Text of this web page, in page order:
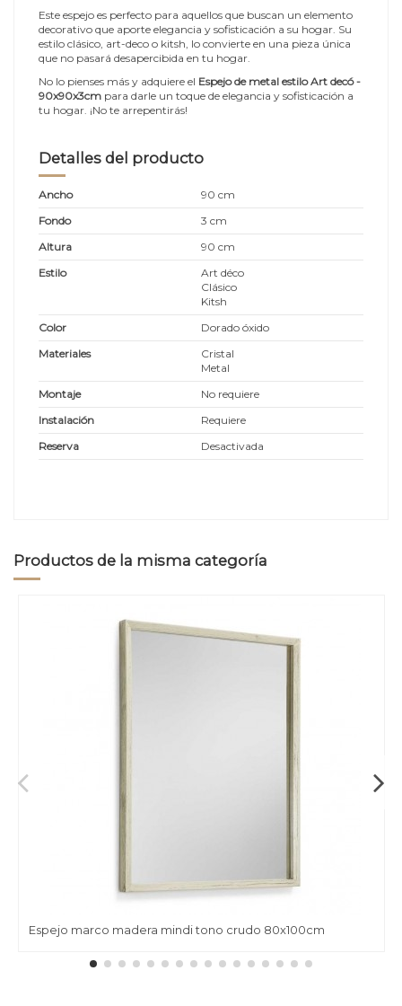
Este espejo es perfecto para aquellos que buscan un elemento
decorativo que aporte elegancia y sofisticación a su hogar. Su
estilo clásico, art-deco o kitsh, lo convierte en una pieza única
que no pasará desapercibida en tu hogar.
No lo pienses más y adquiere el Espejo de metal estilo Art decó -
90x90x3cm para darle un toque de elegancia y sofisticación a
tu hogar. ¡No te arrepentirás!
Detalles del producto
Ancho
90 cm
Fondo
3 cm
Altura
90 cm
Estilo
Art déco
Clásico
Kitsh
Color
Dorado óxido
Materiales
Cristal
Metal
Montaje
No requiere
Instalación
Requiere
Reserva
Desactivada
Productos de la misma categoría
Espejo marco madera mindi tono crudo 80x100cm